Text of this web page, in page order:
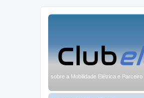
sobre a Mobilidade Elétrica e